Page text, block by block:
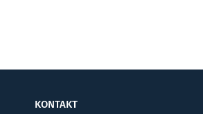
KONTAKT